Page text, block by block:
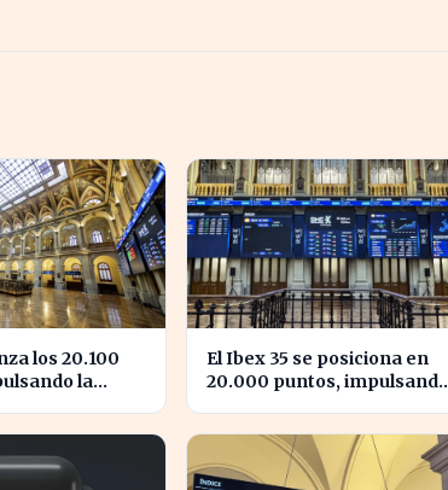
los 20.100
la
El Ibex 35 se posiciona en
20.000 puntos, impulsando